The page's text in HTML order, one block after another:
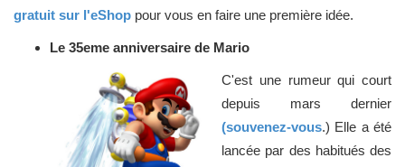
gratuit sur l'eShop pour vous en faire une première idée.
Le 35eme anniversaire de Mario
C'est une rumeur qui court
depuis mars dernier
(souvenez-vous.) Elle a été
lancée par des habitués des